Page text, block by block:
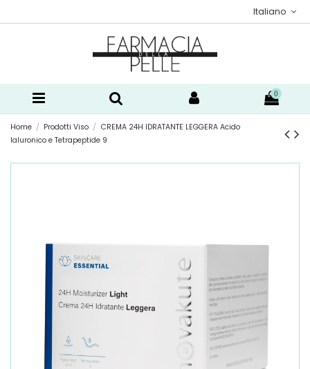
Italiano
0
Home Prodotti Viso
CREMA 24H IDRATANTE LEGGERA Acido
Ialuronico e Tetrapeptide 9